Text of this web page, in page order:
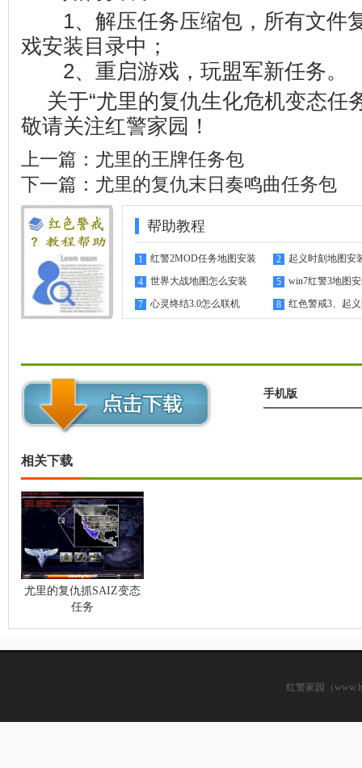
1、解压任务压缩包，所有文件
戏安装目录中；
2、重启游戏，玩盟军新任务。
关于“尤里的复仇生化危机变态任
敬请关注红警家园 ！
上一篇： 尤里的王牌任务包
下一篇： 尤里的复仇末日奏鸣曲任务包
帮助教程
1
红警2MOD任务地图安装
指南
2 起义时刻地图安
4 世界大战地图怎么安装 5 win7红警3地图
7 心灵终结3.0怎么联机 8
红色警戒3、起
手机版
相关下载
尤里的复仇抓SAIZ变态
任务
红警家园（